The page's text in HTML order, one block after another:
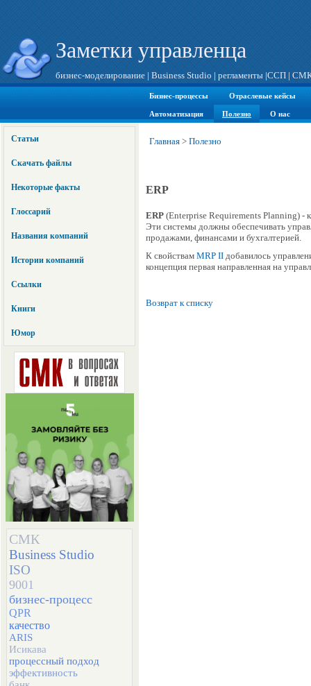
Заметки управленца
бизнес-моделирование | Business Studio | регламенты |ССП |
Бизнес-процессы Отраслевые кейсы
Автоматизация Полезно О нас
Статьи
Скачать файлы
Некоторые факты
Глоссарий
Названия компаний
Истории компаний
Ссылки
Книги
Юмор
СМК
Business Studio
ISO
9001
бизнес-процесс
QPR
качество
ARIS
Исикава
процессный подход
эффективность
Главная > Полезно
ERP
ERP (Enterprise Requirements Planning) -
Эти системы должны обеспечивать
продажами, финансами и бухгалтерией.
К свойствам MRP II добавилось
концепция первая направленная на
Возврат к списку